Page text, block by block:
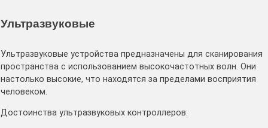
Ультразвуковые
Ультразвуковые устройства предназначены для сканирования
пространства с использованием высокочастотных волн. Они
настолько высокие, что находятся за пределами восприятия
человеком.
Достоинства ультразвуковых контроллеров: